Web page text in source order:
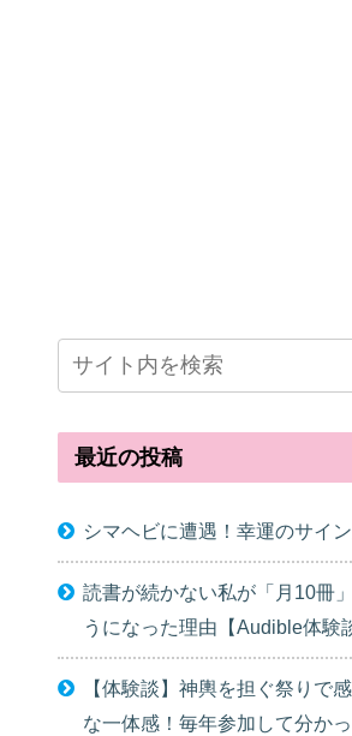
最近の投稿
シマヘビに遭遇！幸運のサイ
読書が続かない私が「月10冊
うになった理由【Audible体験
【体験談】神輿を担ぐ祭りで
な一体感！毎年参加して分か